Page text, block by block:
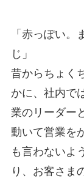
「赤っぽい
じ」
昔からちょく
かに、社内で
業のリーダー
動いて営業を
も言わないよ
り、お客さま